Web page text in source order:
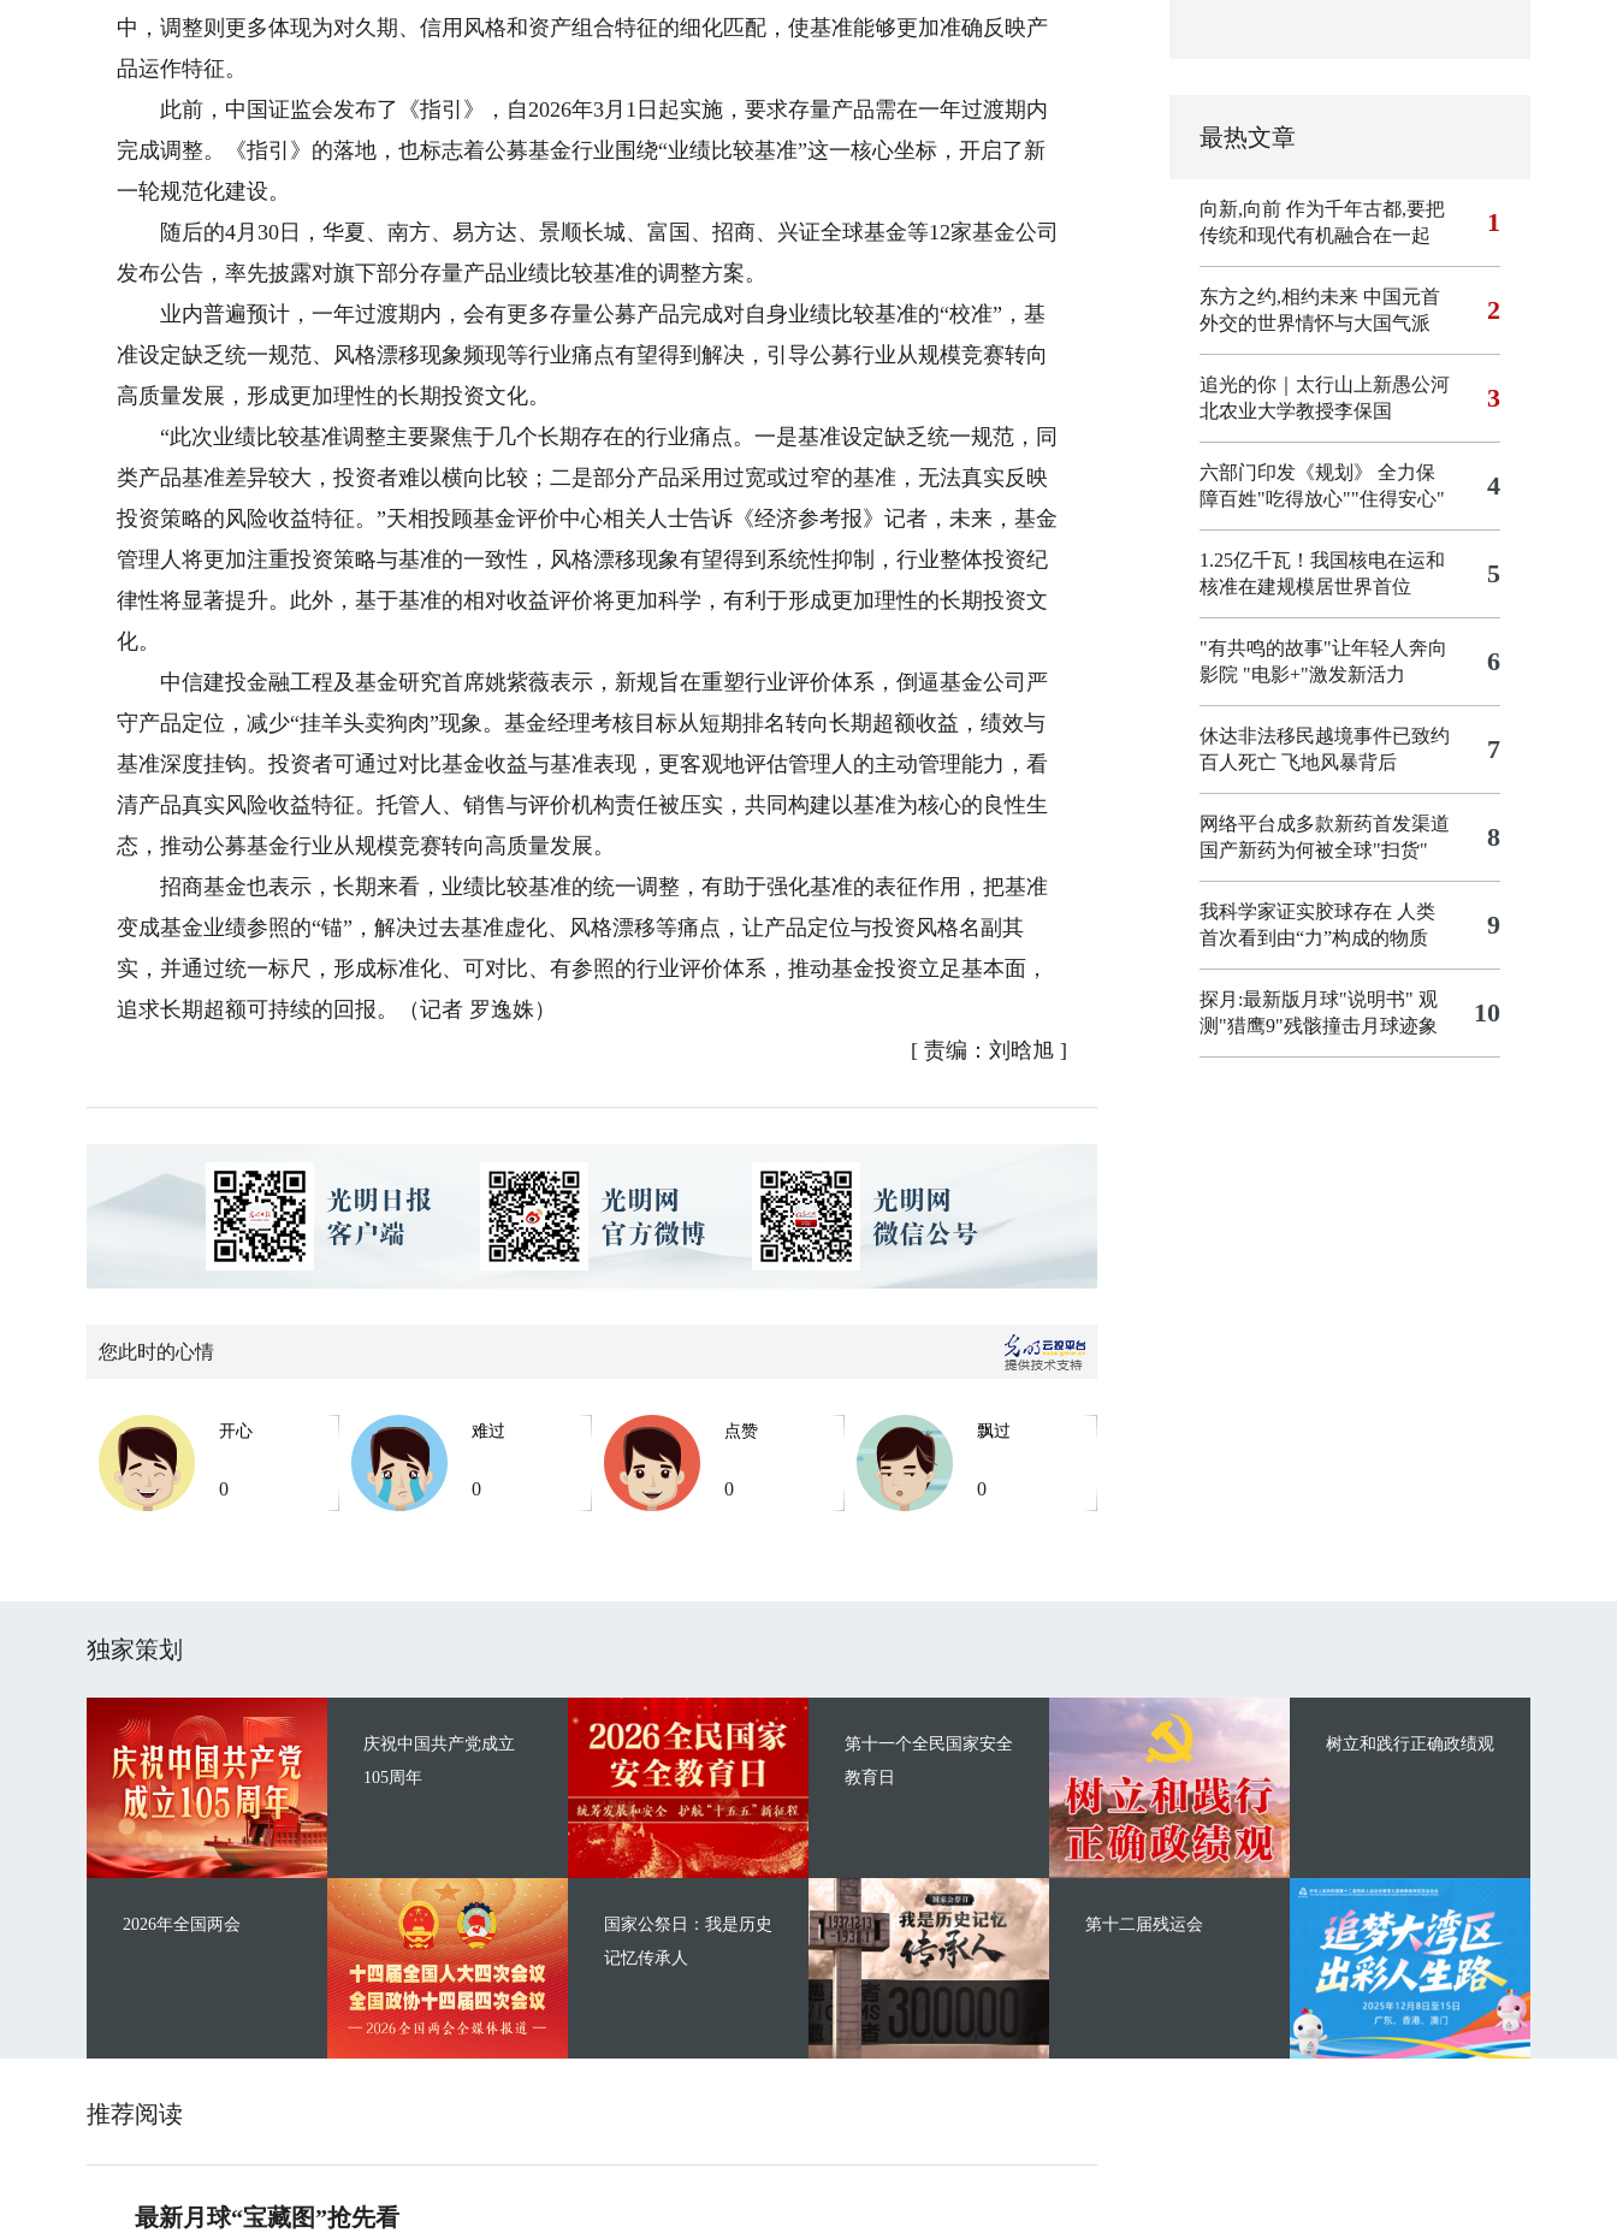
中，调整则更多体现为对久期、信用风格和资产组合特征的细化匹配，使基准能够更加准确反映产
品运作特征。
此前，中国证监会发布了《指引》，自2026年3月1日起实施，要求存量产品需在一年过渡期内
完成调整。《指引》的落地，也标志着公募基金行业围绕“业绩比较基准”这一核心坐标，开启了新
一轮规范化建设。
随后的4月30日，华夏、南方、易方达、景顺长城、富国、招商、兴证全球基金等12家基金公司
发布公告，率先披露对旗下部分存量产品业绩比较基准的调整方案。
业内普遍预计，一年过渡期内，会有更多存量公募产品完成对自身业绩比较基准的“校准”，基
准设定缺乏统一规范、风格漂移现象频现等行业痛点有望得到解决，引导公募行业从规模竞赛转向
高质量发展，形成更加理性的长期投资文化。
“此次业绩比较基准调整主要聚焦于几个长期存在的行业痛点。一是基准设定缺乏统一规范，同
类产品基准差异较大，投资者难以横向比较；二是部分产品采用过宽或过窄的基准，无法真实反映
投资策略的风险收益特征。”天相投顾基金评价中心相关人士告诉《经济参考报》记者，未来，基金
管理人将更加注重投资策略与基准的一致性，风格漂移现象有望得到系统性抑制，行业整体投资纪
律性将显著提升。此外，基于基准的相对收益评价将更加科学，有利于形成更加理性的长期投资文
化。
中信建投金融工程及基金研究首席姚紫薇表示，新规旨在重塑行业评价体系，倒逼基金公司严
守产品定位，减少“挂羊头卖狗肉”现象。基金经理考核目标从短期排名转向长期超额收益，绩效与
基准深度挂钩。投资者可通过对比基金收益与基准表现，更客观地评估管理人的主动管理能力，看
清产品真实风险收益特征。托管人、销售与评价机构责任被压实，共同构建以基准为核心的良性生
态，推动公募基金行业从规模竞赛转向高质量发展。
招商基金也表示，长期来看，业绩比较基准的统一调整，有助于强化基准的表征作用，把基准
变成基金业绩参照的“锚”，解决过去基准虚化、风格漂移等痛点，让产品定位与投资风格名副其
实，并通过统一标尺，形成标准化、可对比、有参照的行业评价体系，推动基金投资立足基本面，
追求长期超额可持续的回报。（记者 罗逸姝）
[ 责编：刘晗旭 ]
您此时的心情
开心
0
难过
0
点赞
0
飘过
0
最热文章
向新,向前 作为千年古都,要把
传统和现代有机融合在一起
1
东方之约,相约未来 中国元首
外交的世界情怀与大国气派
2
追光的你｜太行山上新愚公河
北农业大学教授李保国
3
六部门印发《规划》 全力保
障百姓"吃得放心""住得安心"
4
1.25亿千瓦！我国核电在运和
核准在建规模居世界首位
5
"有共鸣的故事"让年轻人奔向
影院 "电影+"激发新活力 6
休达非法移民越境事件已致约
百人死亡 飞地风暴背后 7
网络平台成多款新药首发渠道
国产新药为何被全球"扫货"
8
我科学家证实胶球存在 人类
首次看到由“力”构成的物质
9
探月:最新版月球"说明书" 观
测"猎鹰9"残骸撞击月球迹象
10
独家策划
庆祝中国共产党成立
105周年
2026年全国两会
第十一个全民国家安全
教育日
国家公祭日：我是历史
记忆传承人
树立和践行正确政绩观
第十二届残运会
推荐阅读
最新月球“宝藏图”抢先看